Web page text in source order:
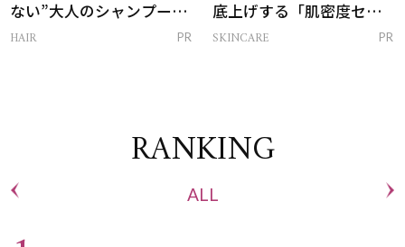
ない”大人のシャンプー＆
トリートメントって？
HAIR PR
底上げする「肌密度セラ
ム」
SKINCARE PR
RANKING
ALL